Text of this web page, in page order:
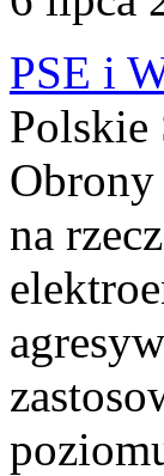
PSE i
Polskie
Obrony
na